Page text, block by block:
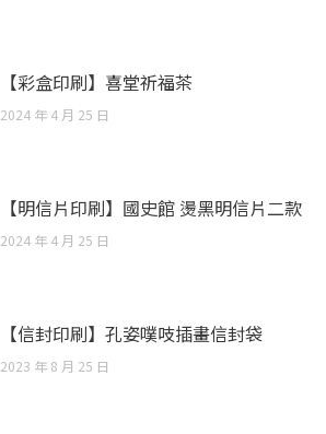
【彩盒印刷】喜堂祈福茶
2024 年 4 月 25 日
【明信片印刷】國史館 燙黑明信片二款
2024 年 4 月 25 日
【信封印刷】孔姿噗吱插畫信封袋
2023 年 8 月 25 日